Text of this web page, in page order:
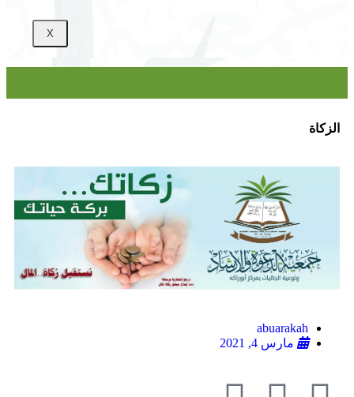
X
الزكاة
abuarakah
مارس 4, 2021